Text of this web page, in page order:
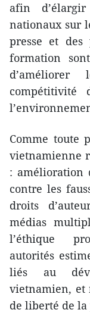
afin
nationaux sur
presse et des
formation
compétitivité
Comme toute
vietnamienne
: amélioration
contre les
droits
médias
l’éthique
autorités
liés au
vietnamien, et
de liberté de la